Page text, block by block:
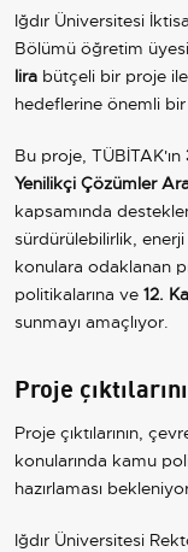
Iğdır Üniversitesi
Bölümü öğretim üyesi
lira bütçeli bir proje
hedeflerine önemli bir
Bu proje, TÜBİTAK'ın
Yenilikçi Çözümler
kapsamında
sürdürülebilirlik,
konulara odaklanan
politikalarına ve 12.
sunmayı amaçlıyor.
Proje
Proje çıktılarının,
konularında kamu
hazırlaması
Iğdır Üniversitesi